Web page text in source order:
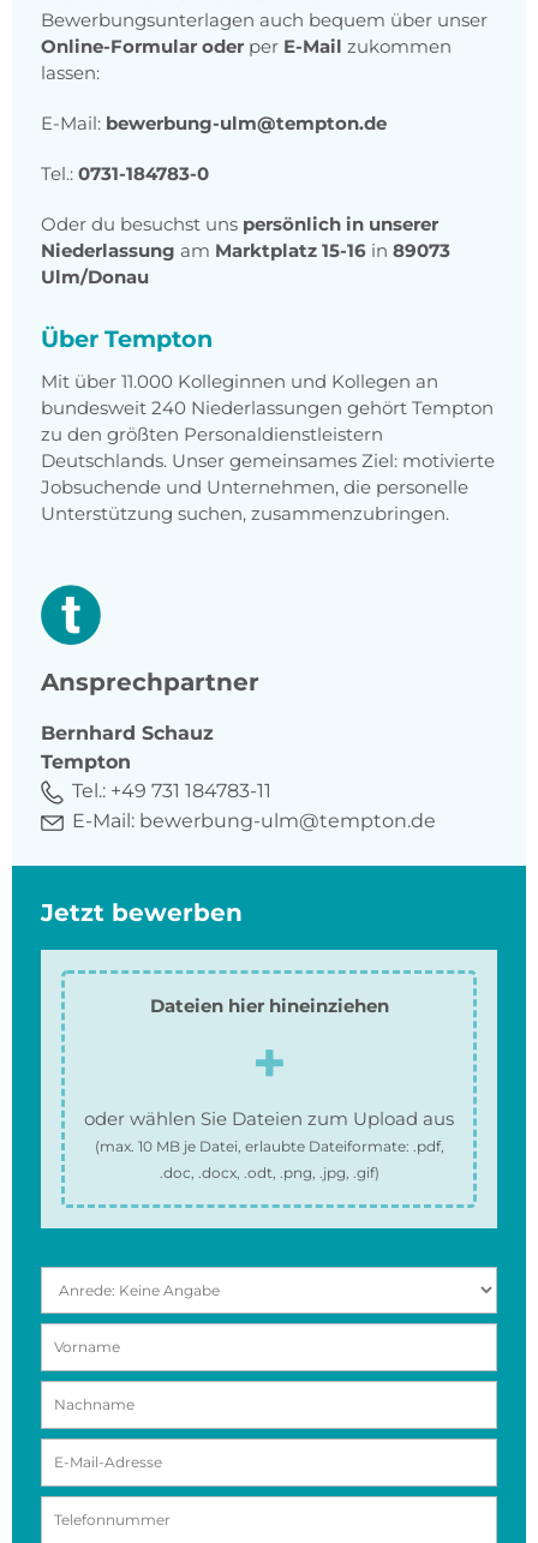
Bewerbungsunterlagen auch bequem über unser
Online-Formular oder per E-Mail zukommen
lassen:
E-Mail: bewerbung-ulm@tempton.de
Tel.: 0731-184783-0
Oder du besuchst uns persönlich in unserer
Niederlassung am Marktplatz 15-16 in 89073
Ulm/Donau
Über Tempton
Mit über 11.000 Kolleginnen und Kollegen an
bundesweit 240 Niederlassungen gehört Tempton
zu den größten Personaldienstleistern
Deutschlands. Unser gemeinsames Ziel: motivierte
Jobsuchende und Unternehmen, die personelle
Unterstützung suchen, zusammenzubringen.
Ansprechpartner
Bernhard Schauz
Tempton
Tel.: +49 731 184783-11
E-Mail: bewerbung-ulm@tempton.de
Jetzt bewerben
Dateien hier hineinziehen
oder wählen Sie Dateien zum Upload aus
(max. 10 MBje Datei, erlaubte Dateiformate: .pdf,
.doc, .docx, .odt, .png, .jpg, .gif)